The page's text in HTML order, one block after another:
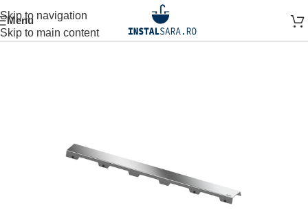
Skip to navigation
Skip to main content
MenuOBIECTE SANITARE SPATIUL DUSULUI RIGOLA DUS